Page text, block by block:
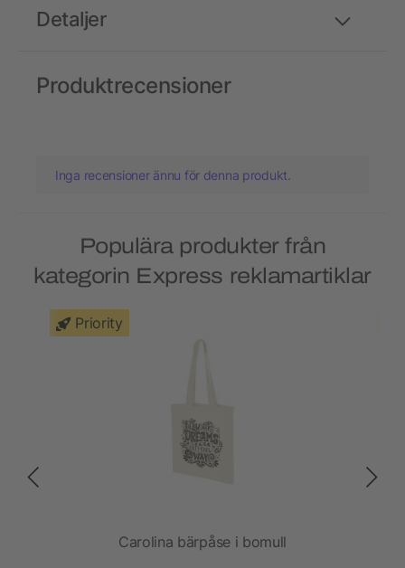
Detaljer
Produktrecensioner
Inga recensioner ännu för denna produkt.
Populära produkter från
kategorin Express reklamartiklar
Priority
Carolina bärpåse i bomull